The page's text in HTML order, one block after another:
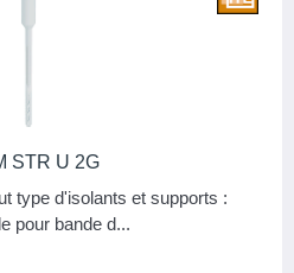
STR U 2G
type d'isolants et supports :
pour bande d...